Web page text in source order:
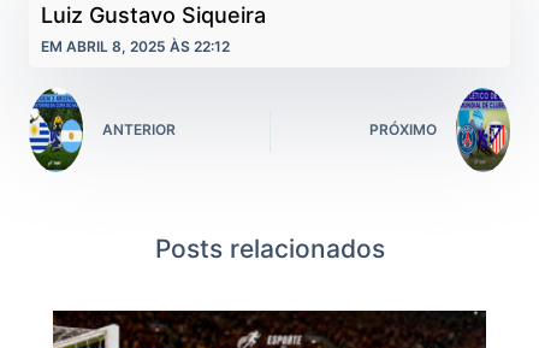
Luiz Gustavo Siqueira
EM ABRIL 8, 2025 ÀS 22:12
ANTERIOR PRÓXIMO
Posts relacionados